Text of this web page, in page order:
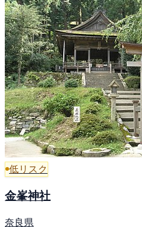
低リスク
金峯神社
奈良県